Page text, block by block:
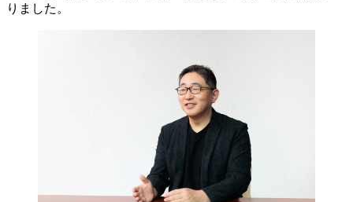
りました。